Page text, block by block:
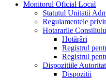
Monitorul Oficial Local
Statutul Unitatii
Regulamentele
Hotararile
Hotărâri
Registrul
Registrul
Dispozitiile
Dispozitii